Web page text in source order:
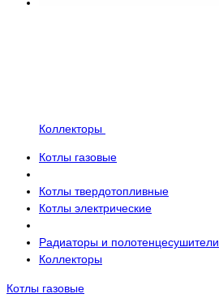
Коллекторы
Котлы газовые
Котлы твердотопливные
Котлы электрические
Радиаторы и полотенцесушители
Коллекторы
Котлы газовые